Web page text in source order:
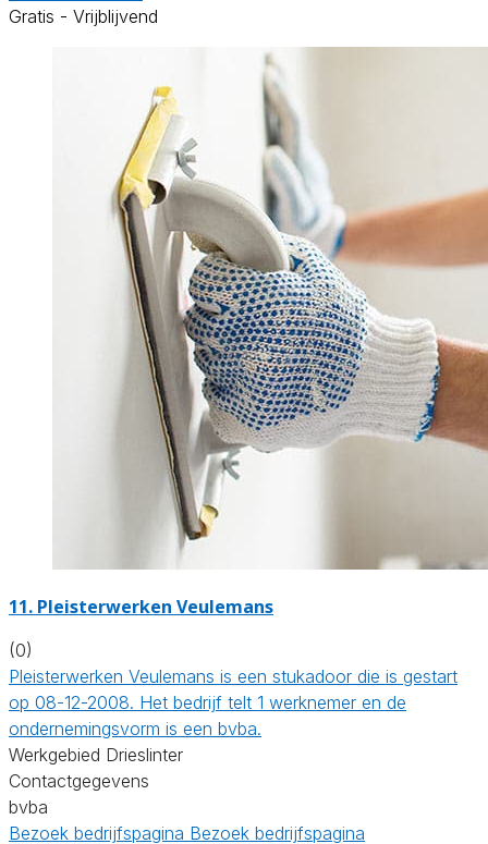
Gratis - Vrijblijvend
11. Pleisterwerken Veulemans
(0)
Pleisterwerken Veulemans is een stukadoor die is gestart
op 08-12-2008. Het bedrijf telt 1 werknemer en de
ondernemingsvorm is een bvba.
Werkgebied Drieslinter
Contactgegevens
bvba
Bezoek bedrijfspagina Bezoek bedrijfspagina